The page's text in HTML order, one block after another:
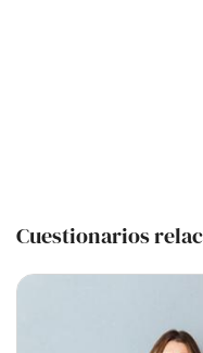
Cuestionarios